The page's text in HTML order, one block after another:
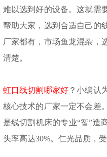
难以选到好的设备。这就需
帮助大家，选到合适自己的
厂家都有，市场鱼龙混杂，
清楚。
虹口线切割哪家好 ？小编认
核心技术的厂家一定不会差
是线切割机床的专业“智”造
头率高达30%。仁光品质，